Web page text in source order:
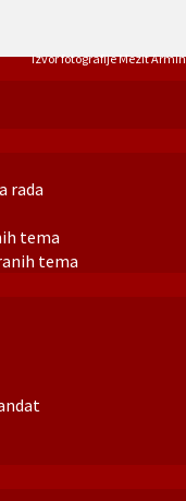
rada
tema
tema
Izvor fotografije Mezit Armin